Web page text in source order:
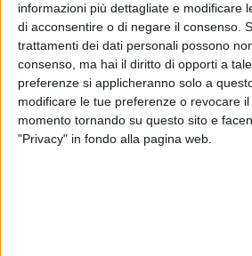
informazioni più dettagliate e modificare
di acconsentire o di negare il consenso.
trattamenti dei dati personali possono
consenso, ma hai il diritto di opporti a
preferenze si applicheranno solo a
modificare le tue preferenze o revocare
momento tornando su questo sito e
"Privacy" in fondo alla pagina web.
Ed infatti quando il puntuale orario
pianoforte Pasquale Iannone fa in suo
accompagnato da un caloroso
Con le luci soffuse prende la parola e
Anna Avramidou, poco più che
già raggiunto notevoli traguardi